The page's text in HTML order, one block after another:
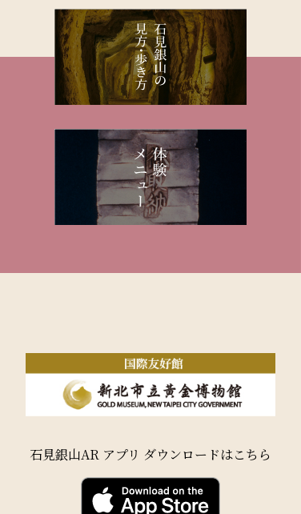
石見銀山AR アプリ ダウンロードはこちら